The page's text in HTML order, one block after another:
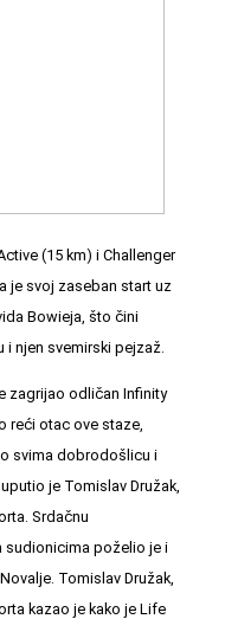
(15 km) i Challenger
je svoj zaseban start uz
Bowieja, što čini
njen svemirski pejzaž.
zagrijao odličan Infinity
reći otac ove staze,
svima dobrodošlicu i
je Tomislav Družak,
Srdačnu
sudionicima poželio je i
Tomislav Družak,
kazao je kako je Life